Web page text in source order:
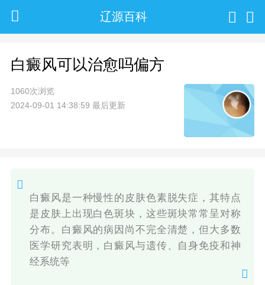
辽源百科
白癜风可以治愈吗偏方
1060次浏览
2024-09-01 14:38:59 最后更新
白癜风是一种慢性的皮肤色素脱失症，其特点
是皮肤上出现白色斑块，这些斑块常常呈对称
分布。白癜风的病因尚不完全清楚，但大多数
医学研究表明，白癜风与遗传、自身免疫和神
经系统等